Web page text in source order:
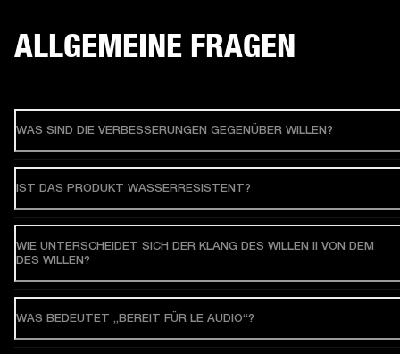
ALLGEMEINE FRAGEN
WAS SIND DIE VERBESSERUNGEN GEGENÜBER WILLEN?
IST DAS PRODUKT WASSERRESISTENT?
WIE UNTERSCHEIDET SICH DER KLANG DES WILLEN II VON DEM
DES WILLEN?
WAS BEDEUTET „BEREIT FÜR LE AUDIO“?